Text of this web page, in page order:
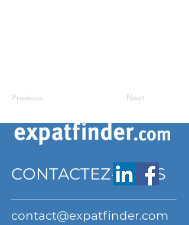
Previous Next
CONTACTEZ-NOUS
contact@expatfinder.com